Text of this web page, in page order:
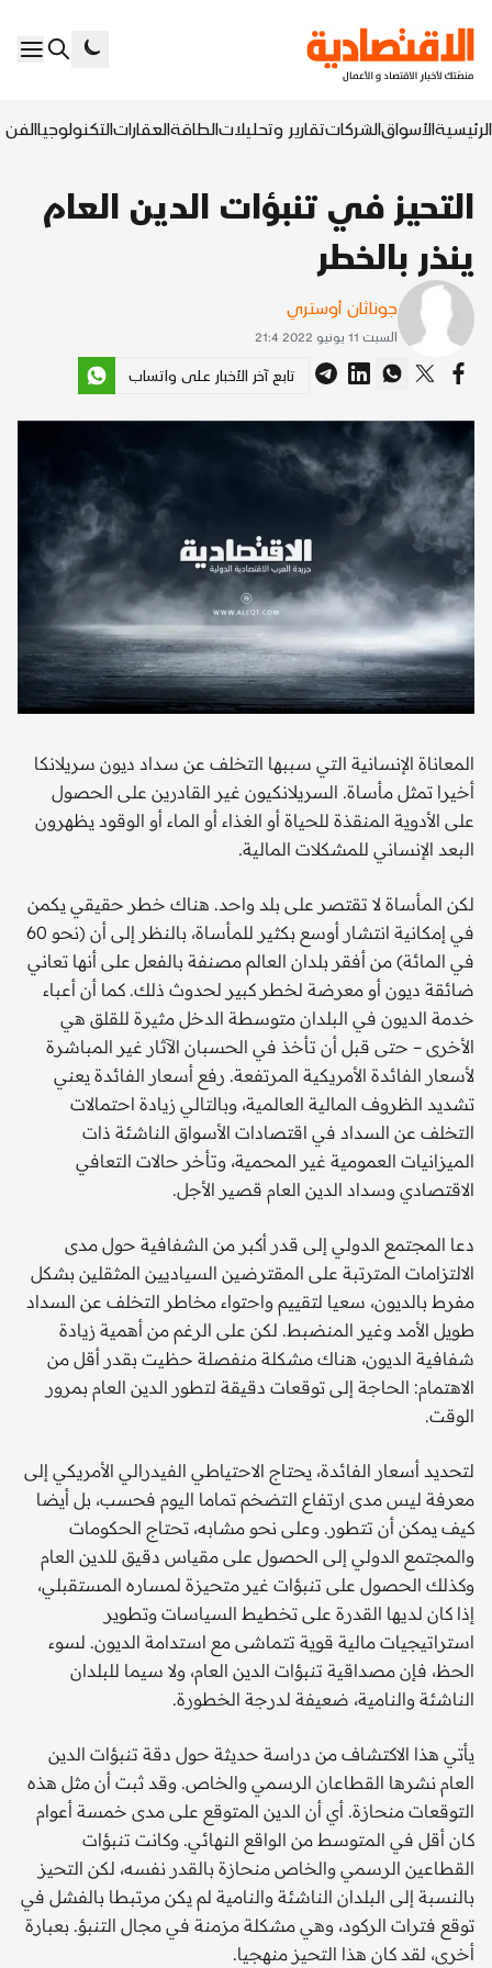
الرئيسيةالأسواقالشركاتتقارير وتحليلاتالطاقةالعقاراتالتكنولوجياالفن
التحيز في تنبؤات الدين العام
ينذر بالخطر
جوناثان أوستري
السبت 11 يونيو 2022 21:4
تابع آخر الأخبار على واتساب
المعاناة الإنسانية التي سببها التخلف عن سداد ديون سريلانكا
أخيرا تمثل مأساة. السريلانكيون غير القادرين على الحصول
على الأدوية المنقذة للحياة أو الغذاء أو الماء أو الوقود يظهرون
البعد الإنساني للمشكلات المالية.
لكن المأساة لا تقتصر على بلد واحد. هناك خطر حقيقي يكمن
في إمكانية انتشار أوسع بكثير للمأساة، بالنظر إلى أن (نحو 60
في المائة) من أفقر بلدان العالم مصنفة بالفعل على أنها تعاني
ضائقة ديون أو معرضة لخطر كبير لحدوث ذلك. كما أن أعباء
خدمة الديون في البلدان متوسطة الدخل مثيرة للقلق هي
الأخرى – حتى قبل أن تأخذ في الحسبان الآثار غير المباشرة
لأسعار الفائدة الأمريكية المرتفعة. رفع أسعار الفائدة يعني
تشديد الظروف المالية العالمية، وبالتالي زيادة احتمالات
التخلف عن السداد في اقتصادات الأسواق الناشئة ذات
الميزانيات العمومية غير المحمية، وتأخر حالات التعافي
الاقتصادي وسداد الدين العام قصير الأجل.
دعا المجتمع الدولي إلى قدر أكبر من الشفافية حول مدى
الالتزامات المترتبة على المقترضين السياديين المثقلين بشكل
مفرط بالديون، سعيا لتقييم واحتواء مخاطر التخلف عن السداد
طويل الأمد وغير المنضبط. لكن على الرغم من أهمية زيادة
شفافية الديون، هناك مشكلة منفصلة حظيت بقدر أقل من
الاهتمام: الحاجة إلى توقعات دقيقة لتطور الدين العام بمرور
الوقت.
لتحديد أسعار الفائدة، يحتاج الاحتياطي الفيدرالي الأمريكي إلى
معرفة ليس مدى ارتفاع التضخم تماما اليوم فحسب، بل أيضا
كيف يمكن أن تتطور. وعلى نحو مشابه، تحتاج الحكومات
والمجتمع الدولي إلى الحصول على مقياس دقيق للدين العام
وكذلك الحصول على تنبؤات غير متحيزة لمساره المستقبلي،
إذا كان لديها القدرة على تخطيط السياسات وتطوير
استراتيجيات مالية قوية تتماشى مع استدامة الديون. لسوء
الحظ، فإن مصداقية تنبؤات الدين العام، ولا سيما للبلدان
الناشئة والنامية، ضعيفة لدرجة الخطورة.
يأتي هذا الاكتشاف من دراسة حديثة حول دقة تنبؤات الدين
العام نشرها القطاعان الرسمي والخاص. وقد ثبت أن مثل هذه
التوقعات منحازة. أي أن الدين المتوقع على مدى خمسة أعوام
كان أقل في المتوسط من الواقع النهائي. وكانت تنبؤات
القطاعين الرسمي والخاص منحازة بالقدر نفسه، لكن التحيز
بالنسبة إلى البلدان الناشئة والنامية لم يكن مرتبطا بالفشل في
توقع فترات الركود، وهي مشكلة مزمنة في مجال التنبؤ. بعبارة
أخرى، لقد كان هذا التحيز منهجيا.